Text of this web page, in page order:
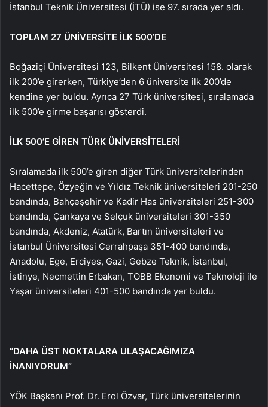
İstanbul Teknik Üniversitesi (İTÜ) ise 97. sırada yer aldı.
TOPLAM 27 ÜNİVERSİTE İLK 500’DE
Boğaziçi Üniversitesi 123, Bilkent Üniversitesi 158. olarak
ilk 200’e girerken, Türkiye’den 6 üniversite ilk 200’de
kendine yer buldu. Ayrıca 27 Türk üniversitesi, sıralamada
ilk 500’e girme başarısı gösterdi.
İLK 500’E GİREN TÜRK ÜNİVERSİTELERİ
Sıralamada ilk 500’e giren diğer Türk üniversitelerinden
Hacettepe, Özyeğin ve Yıldız Teknik üniversiteleri 201-250
bandında, Bahçeşehir ve Kadir Has üniversiteleri 251-300
bandında, Çankaya ve Selçuk üniversiteleri 301-350
bandında, Akdeniz, Atatürk, Bartın üniversiteleri ve
İstanbul Üniversitesi Cerrahpaşa 351-400 bandında,
Anadolu, Ege, Erciyes, Gazi, Gebze Teknik, İstanbul,
İstinye, Necmettin Erbakan, TOBB Ekonomi ve Teknoloji ile
Yaşar üniversiteleri 401-500 bandında yer buldu.
“DAHA ÜST NOKTALARA ULAŞACAĞIMIZA
İNANIYORUM”
YÖK Başkanı Prof. Dr. Erol Özvar, Türk üniversitelerinin